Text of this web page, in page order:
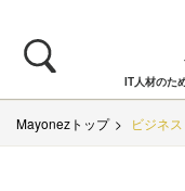
IT人材のた
Mayonezトップ ビジネス